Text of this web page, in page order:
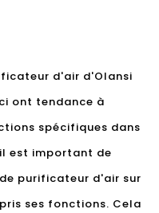
d'air d'Olansi
ont tendance à
spécifiques dans
est important de
purificateur d'air sur
ses fonctions. Cela